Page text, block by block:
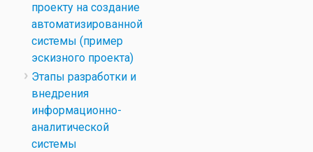
проекту на создание
автоматизированной
системы (пример
эскизного проекта)
Этапы разработки и
внедрения
информационно-
аналитической
системы